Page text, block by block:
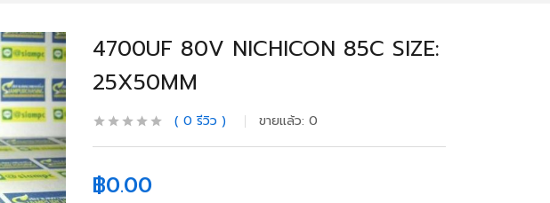
4700UF 80V NICHICON 85C SIZE:
25X50MM
0 รีวิว ขายแล้ว: 0
฿0.00